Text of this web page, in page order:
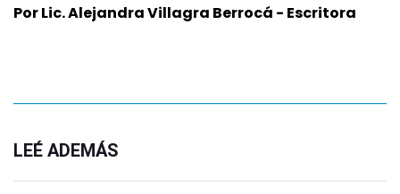
Por Lic. Alejandra Villagra Berrocá - Escritora
LEÉ ADEMÁS